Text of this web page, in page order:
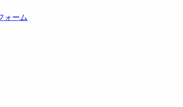
ォーム